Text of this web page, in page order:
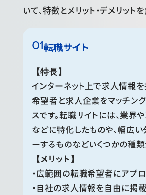
いて、特徴とメリット・デメリット
転職サイト
【特長】
インターネット上で求人情報を
希望者と求人企業をマッチン
スです。転職サイトには、業界
などに特化したものや、幅広
ーするものなどいくつかの種類
【メリット】
・広範囲の転職希望者にアプ
・自社の求人情報を自由に掲